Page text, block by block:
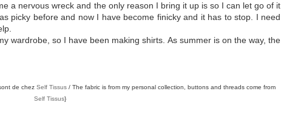
a nervous wreck and the only reason I bring it up is so I can let go of it
picky before and now I have become finicky and it has to stop. I need
wardrobe, so I have been making shirts. As summer is on the way, the
de chez Self Tissus / The fabric is from my personal collection, buttons and threads come from
Self Tissus}